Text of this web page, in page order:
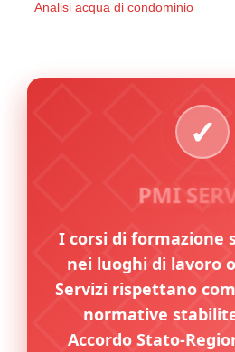
Analisi acqua di condominio
PMI
I corsi di formazione
nei luoghi di lavoro
Servizi rispettano
normative
Accordo Stato-